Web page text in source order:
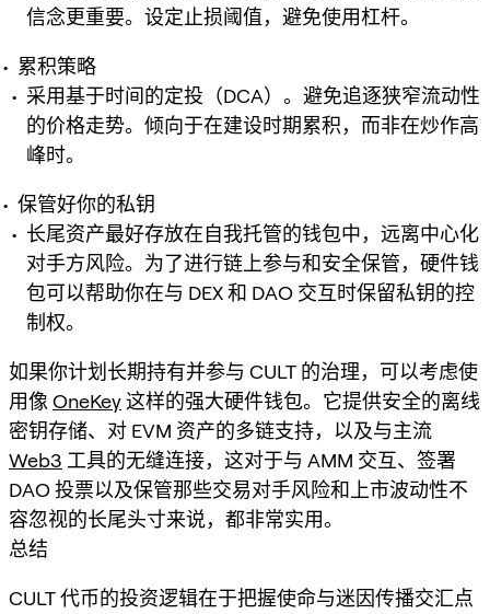
信念更重要。设定止损阈值，避免使用杠杆。
累积策略
采用基于时间的定投（DCA）。避免追逐狭窄流动性
的价格走势。倾向于在建设时期累积，而非在炒作高
峰时。
保管好你的私钥
长尾资产最好存放在自我托管的钱包中，远离中心化
对手方风险。为了进行链上参与和安全保管，硬件钱
包可以帮助你在与 DEX 和 DAO 交互时保留私钥的控
制权。
如果你计划长期持有并参与 CULT 的治理，可以考虑使
用像 OneKey这样的强大硬件钱包。它提供安全的离线
密钥存储、对 EVM 资产的多链支持，以及与主流
Web3 工具的无缝连接，这对于与 AMM 交互、签署
DAO 投票以及保管那些交易对手风险和上市波动性不
容忽视的长尾头寸来说，都非常实用。
总结
CULT 代币的投资逻辑在于把握使命与迷因传播交汇点